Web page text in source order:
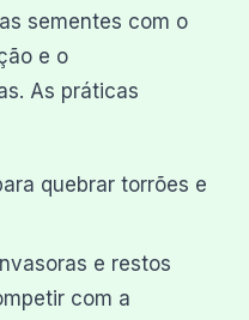
sementes com o
e o
As práticas
quebrar torrões e
e restos
com a